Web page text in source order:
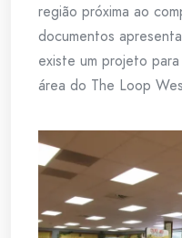
região próxima ao
documentos
existe um projeto
área do The Loop